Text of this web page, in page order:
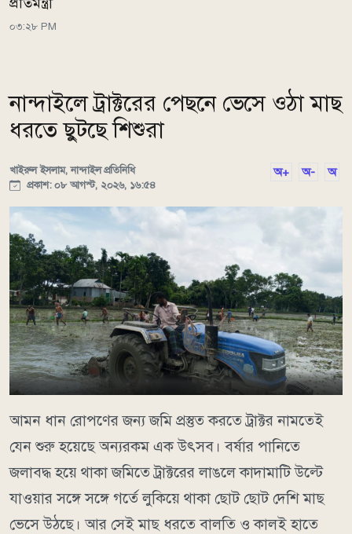
০৩:২৮ PM
নান্দাইলে ট্রাক্টরের পেছনে ভেসে ওঠা মাছ
ধরতে ছুটছে শিশুরা
খাইরুল ইসলাম, নান্দাইল প্রতিনিধি
প্রকাশ: ০৮ আগস্ট, ২০২৬, ১৬:৫৪
অ+ অ- অ
আমন ধান রোপণের জন্য জমি প্রস্তুত করতে ট্রাক্টর নামতেই
যেন শুরু হয়েছে অন্যরকম এক উৎসব। বর্ষার পানিতে
জলাবদ্ধ হয়ে থাকা জমিতে ট্রাক্টরের লাঙলে কাদামাটি উল্টে
যাওয়ার সঙ্গে সঙ্গে গর্তে লুকিয়ে থাকা ছোট ছোট দেশি মাছ
ভেসে উঠছে। আর সেই মাছ ধরতে বালতি ও কালই হাতে